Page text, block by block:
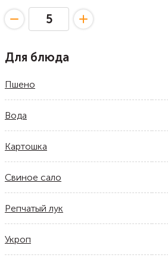
Для блюда
Пшено
Вода
Картошка
Свиное сало
Репчатый лук
Укроп